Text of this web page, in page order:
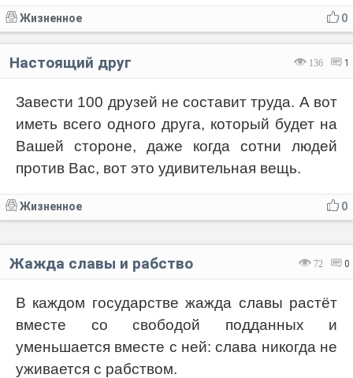
0
Жизненное
136 1
Настоящий друг
Завести 100 друзей не составит труда. А вот
иметь всего одного друга, который будет на
Вашей стороне, даже когда сотни людей
против Вас, вот это удивительная вещь.
0
Жизненное
72 0
Жажда славы и рабство
В каждом государстве жажда славы растёт
вместе со свободой подданных и
уменьшается вместе с ней: слава никогда не
уживается с рабством.